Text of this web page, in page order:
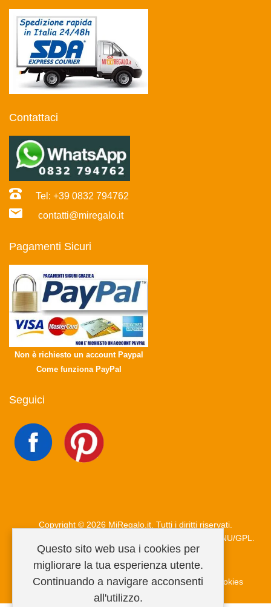
Contattaci
Tel: +39 0832 794762
contatti@miregalo.it
Pagamenti Sicuri
Non è richiesto un account Paypal
Come funziona PayPal
Seguici
Copyright © 2026 MiRegalo.it. Tutti i diritti riservati.
licenza GNU/GPL.
Condizioni di vendita Privacy Policy Informativa cookies
Questo sito web usa i cookies per
migliorare la tua esperienza utente.
Continuando a navigare acconsenti
all'utilizzo.